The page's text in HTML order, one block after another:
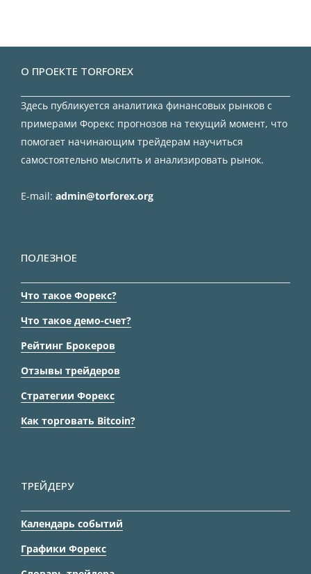
О ПРОЕКТЕ TORFOREX
Здесь публикуется аналитика финансовых рынков с
примерами Форекс прогнозов на текущий момент, что
помогает начинающим трейдерам научиться
самостоятельно мыслить и анализировать рынок.
E-mail: admin@torforex.org
ПОЛЕЗНОЕ
Что такое Форекс?
Что такое демо-счет?
Рейтинг Брокеров
Отзывы трейдеров
Стратегии Форекс
Как торговать Bitcoin?
ТРЕЙДЕРУ
Календарь событий
Графики Форекс